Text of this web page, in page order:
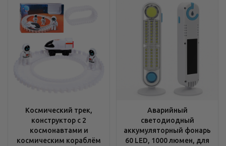
Космический трек,
конструктор с 2
космонавтами и
космическим кораблём
Аварийный
светодиодный
аккумуляторный фонарь
60 LED, 1000 люмен, для